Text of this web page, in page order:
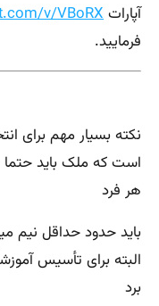
آپاراتv/VBoRX
فرمایید.
نکته بسیار مهم برای
است که ملک باید حتما
هر فرد
باید حدود حداقل نیم
البته برای تأسیس
برد